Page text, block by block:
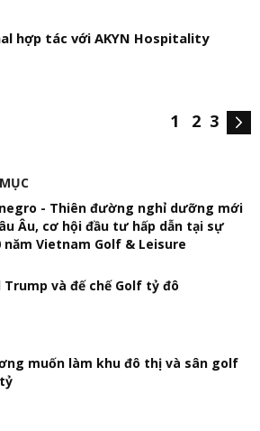
hợp tác với AKYN Hospitality
1 2 3
- Thiên đường nghỉ dưỡng mới
Âu, cơ hội đầu tư hấp dẫn tại sự
năm Vietnam Golf & Leisure
Trump và đế chế Golf tỷ đô
muốn làm khu đô thị và sân golf